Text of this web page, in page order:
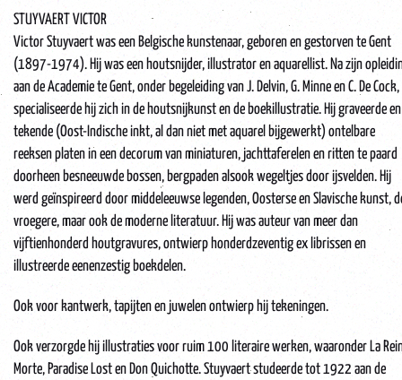
STUYVAERT VICTOR
Victor Stuyvaert was een Belgische kunstenaar, geboren en gestorven te Gent
(1897-1974). Hij was een houtsnijder, illustrator en aquarellist. Na zijn
aan de Academie te Gent, onder begeleiding van J. Delvin, G. Minne en C. De Cock,
specialiseerde hij zich in de houtsnijkunst en de boekillustratie. Hij graveerde en
tekende (Oost-Indische inkt, al dan niet met aquarel bijgewerkt) ontelbare
reeksen platen in een decorum van miniaturen, jachttaferelen en ritten te paard
doorheen besneeuwde bossen, bergpaden alsook wegeltjes door ijsvelden. Hij
werd geïnspireerd door middeleeuwse legenden, Oosterse en Slavische kunst,
vroegere, maar ook de moderne literatuur. Hij was auteur van meer dan
vijftienhonderd houtgravures, ontwierp honderdzeventig ex librissen en
illustreerde eenenzestig boekdelen.
Ook voor kantwerk, tapijten en juwelen ontwierp hij tekeningen.
Ook verzorgde hij illustraties voor ruim 100 literaire werken, waaronder La
Morte, Paradise Lost en Don Quichotte. Stuyvaert studeerde tot 1922 aan de